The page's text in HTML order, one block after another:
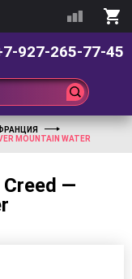
927-265-77-45
MOUNTAIN WATER
—